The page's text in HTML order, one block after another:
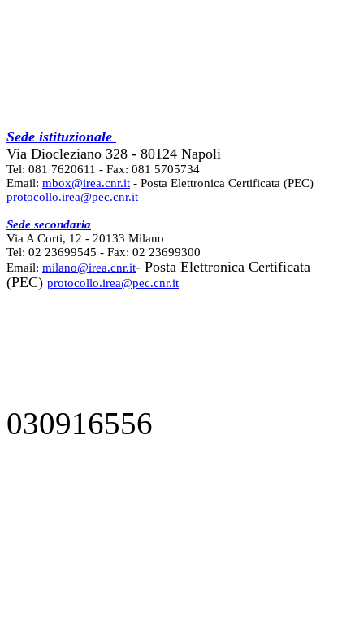
Sede istituzionale
Via Diocleziano 328 - 80124 Napoli
Tel: 081 7620611 - Fax: 081 5705734
Email: mbox@irea.cnr.it - Posta Elettronica Certificata (PEC)
protocollo.irea@pec.cnr.it
Sede secondaria
Via A Corti, 12 - 20133 Milano
Tel: 02 23699545 - Fax: 02 23699300
Email: milano@irea.cnr.it- Posta Elettronica Certificata
(PEC) protocollo.irea@pec.cnr.it
030916556